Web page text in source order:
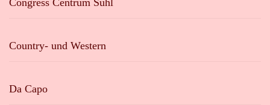
Congress Centrum Suhl
Country- und Western
Da Capo